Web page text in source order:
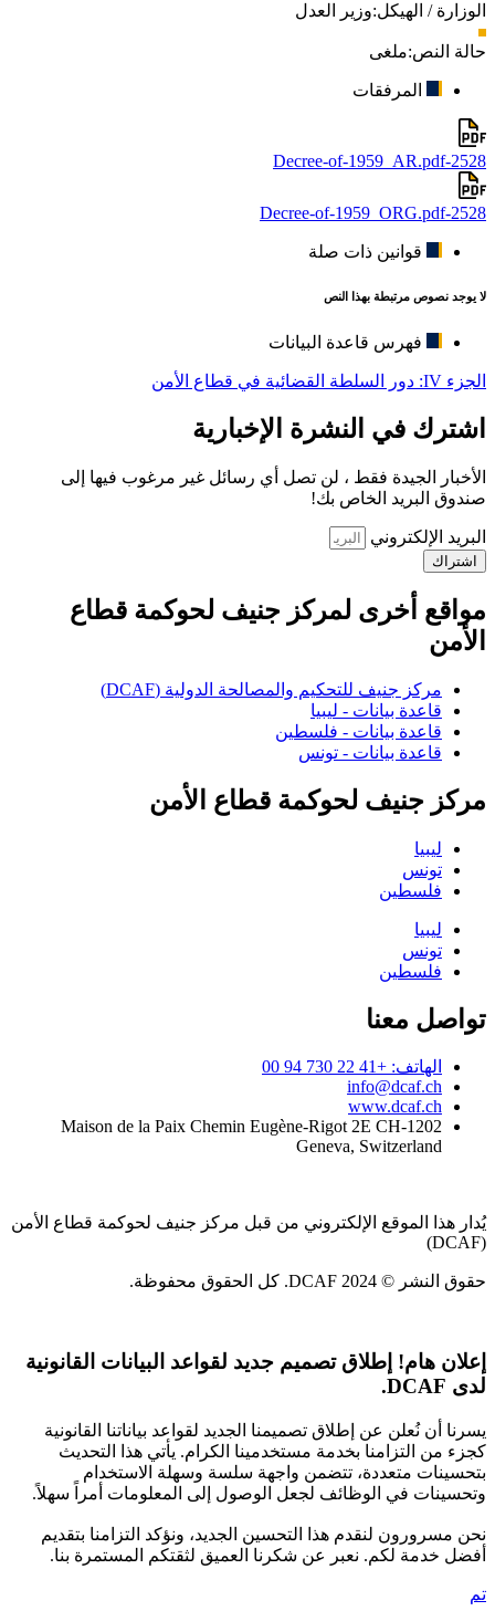
الوزارة / الهيكل:وزير العدل
حالة النص:ملغى
المرفقات
2528-Decree-of-1959_AR.pdf
2528-Decree-of-1959_ORG.pdf
قوانين ذات صلة
لا يوجد نصوص مرتبطة بهذا النص
فهرس قاعدة البيانات
الجزء IV: دور السلطة القضائية في قطاع الأمن
اشترك في النشرة الإخبارية
الأخبار الجيدة فقط ، لن تصل أي رسائل غير مرغوب فيها إلى
صندوق البريد الخاص بك!
البريد الإلكتروني
اشتراك
مواقع أخرى لمركز جنيف لحوكمة قطاع
الأمن
مركز جنيف للتحكيم والمصالحة الدولية (DCAF)
قاعدة بيانات - ليبيا
قاعدة بيانات - فلسطين
قاعدة بيانات - تونس
مركز جنيف لحوكمة قطاع الأمن
ليبيا
تونس
فلسطين
ليبيا
تونس
فلسطين
تواصل معنا
الهاتف: +41 22 730 94 00
info@dcaf.ch
www.dcaf.ch
Maison de la Paix Chemin Eugène-Rigot 2E CH-1202
Geneva, Switzerland
يُدار هذا الموقع الإلكتروني من قبل مركز جنيف لحوكمة قطاع الأمن
(DCAF)
حقوق النشر © 2024 DCAF. كل الحقوق محفوظة.
إعلان هام! إطلاق تصميم جديد لقواعد البيانات القانونية
لدى DCAF.
يسرنا أن نُعلن عن إطلاق تصميمنا الجديد لقواعد بياناتنا القانونية
كجزء من التزامنا بخدمة مستخدمينا الكرام. يأتي هذا التحديث
بتحسينات متعددة، تتضمن واجهة سلسة وسهلة الاستخدام
وتحسينات في الوظائف لجعل الوصول إلى المعلومات أمراً سهلاً.
نحن مسرورون لنقدم هذا التحسين الجديد، ونؤكد التزامنا بتقديم
أفضل خدمة لكم. نعبر عن شكرنا العميق لثقتكم المستمرة بنا.
تم